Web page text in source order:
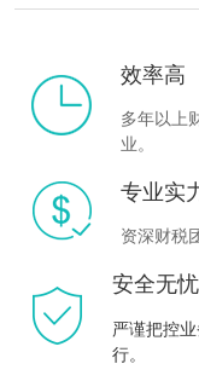
效率高
多年以上
业。
专业实
资深财税
安全无忧
严谨把控
行。